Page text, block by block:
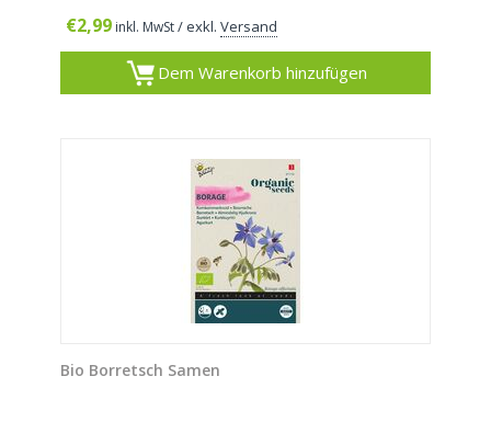
€2,99 inkl. MwSt/ exkl. Versand
Dem Warenkorb hinzufügen
Bio Borretsch Samen